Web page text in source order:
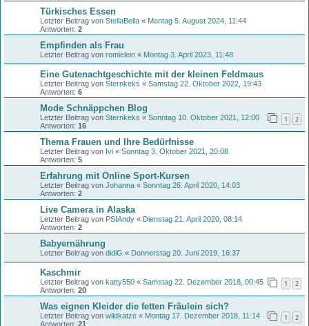
Türkisches Essen
Letzter Beitrag von StellaBella « Montag 5. August 2024, 11:44
Antworten: 2
Empfinden als Frau
Letzter Beitrag von romielein « Montag 3. April 2023, 11:48
Eine Gutenachtgeschichte mit der kleinen Feldmaus
Letzter Beitrag von Sternkeks « Samstag 22. Oktober 2022, 19:43
Antworten: 6
Mode Schnäppchen Blog
Letzter Beitrag von Sternkeks « Sonntag 10. Oktober 2021, 12:00
Antworten: 16
1 2
Thema Frauen und Ihre Bedürfnisse
Letzter Beitrag von Ivi « Sonntag 3. Oktober 2021, 20:08
Antworten: 5
Erfahrung mit Online Sport-Kursen
Letzter Beitrag von Johanna « Sonntag 26. April 2020, 14:03
Antworten: 2
Live Camera in Alaska
Letzter Beitrag von PSIAndy « Dienstag 21. April 2020, 08:14
Antworten: 2
Babyernährung
Letzter Beitrag von didiG « Donnerstag 20. Juni 2019, 16:37
Kaschmir
Letzter Beitrag von katty550 « Samstag 22. Dezember 2018, 00:45
Antworten: 20
1 2
Was eignen Kleider die fetten Fräulein sich?
Letzter Beitrag von wildkatze « Montag 17. Dezember 2018, 11:14
Antworten: 21
1 2